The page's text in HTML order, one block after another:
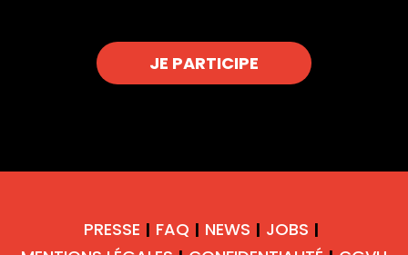
JE PARTICIPE
PRESSE | FAQ | NEWS | JOBS |